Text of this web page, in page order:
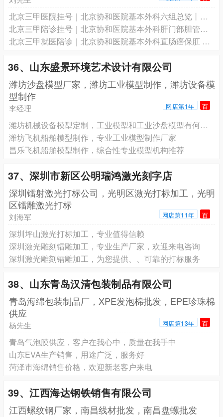
北京三甲医院挂号｜北京协和医院基本外科六组总览丨协和专家号预约
北京三甲陪诊挂号｜北京协和医院基本外科肝门部胆管癌丨桑新亭专家号预约
北京三甲就医陪诊｜北京协和医院基本外科直肠癌保肛 CRM丨肖毅专家号预约
36、山东盛景环境艺术设计有限公司
潍坊沙盘模型厂家，潍坊工业模型制作，潍坊设备模
型制作
李经理 网店第1年 百
潍坊机械设备模型定制，工业模型和工业沙盘模型有何区别
潍坊飞机船舶模型制作，专业工业模型制作厂家
昌乐‌飞机船舶模型制作，综合性专业模型机构推荐
37、深圳市新区公明瑞鸿激光刻字店
深圳镭射激光打标公司，光明区激光打标加工，光明
区镭雕激光打标
刘海军 网店第11年 百
深圳坪山激光打标加工，专业值得信赖
深圳激光雕刻镭雕加工，专业生产厂家，欢迎来电咨询
深圳激光雕刻镭雕加工，为您提供、、可靠的打标服务
38、山东青岛汉清包装制品有限公司
青岛海绵包装制品厂，XPE发泡棉批发，EPE珍珠棉
供应
杨先生 网店第13年 百
青岛气泡膜供应，客户在我心中，质量在我手中
山东EVA生产销售，用途广泛，服务好
菏泽市海绵销售价格，欢迎新老客户来电
39、江西海达钢铁销售有限公司
江西螺纹钢厂家，南昌线材批发，南昌盘螺批发